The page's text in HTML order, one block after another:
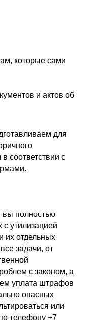
которые сами
и актов об
для
соответствии с
вы полностью
с утилизацией
их отдельных
задачи, от
с законом, а
уплата штрафов
опасных
или
телефону +7